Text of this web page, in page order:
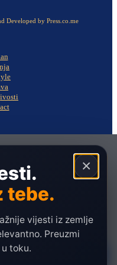
Developed by Press.co.me
×
tebe.
vijesti iz zemlje
Preuzmi
toku.